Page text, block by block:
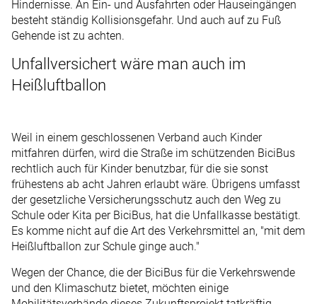
Hindernisse. An Ein- und Ausfahrten oder Hauseingängen
besteht ständig Kollisionsgefahr. Und auch auf zu Fuß
Gehende ist zu achten.
Unfallversichert wäre man auch im
Heißluftballon
Weil in einem geschlossenen Verband auch Kinder
mitfahren dürfen, wird die Straße im schützenden BiciBus
rechtlich auch für Kinder benutzbar, für die sie sonst
frühestens ab acht Jahren erlaubt wäre. Übrigens umfasst
der gesetzliche Versicherungsschutz auch den Weg zu
Schule oder Kita per BiciBus, hat die Unfallkasse bestätigt.
Es komme nicht auf die Art des Verkehrsmittel an, "mit dem
Heißluftballon zur Schule ginge auch."
Wegen der Chance, die der BiciBus für die Verkehrswende
und den Klimaschutz bietet, möchten einige